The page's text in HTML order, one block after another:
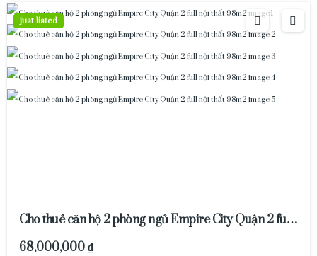
just listed
Cho thuê căn hộ 2 phòng ngủ Empire City Quận 2 full
nội thất 98m2
68,000,000 ₫